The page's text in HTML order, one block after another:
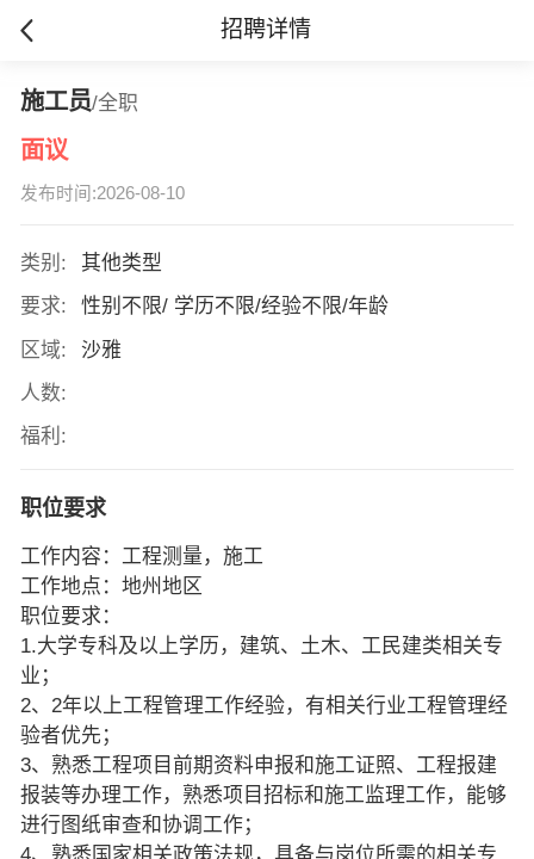
招聘详情
施工员/全职
面议
发布时间:2026-08-10
类别:
其他类型
要求:
性别不限/ 学历不限/经验不限/年龄
区域:
沙雅
人数:
福利:
职位要求
工作内容：工程测量，施工
工作地点：地州地区
职位要求：
1.大学专科及以上学历，建筑、土木、工民建类相关专
业；
2、2年以上工程管理工作经验，有相关行业工程管理经
验者优先；
3、熟悉工程项目前期资料申报和施工证照、工程报建
报装等办理工作，熟悉项目招标和施工监理工作，能够
进行图纸审查和协调工作；
4、熟悉国家相关政策法规，具备与岗位所需的相关专